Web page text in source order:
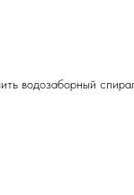
водозаборный